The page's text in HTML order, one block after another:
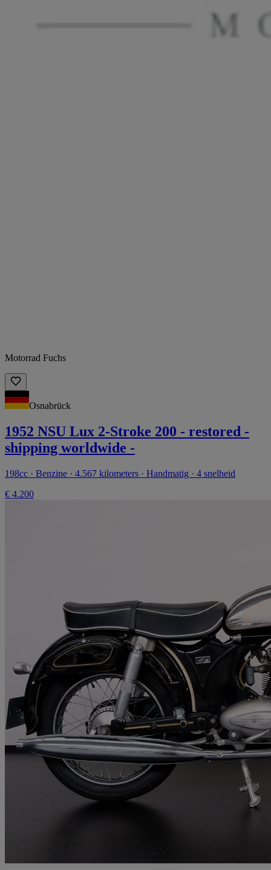
Motorrad Fuchs
Osnabrück
1952 NSU Lux 2-Stroke 200 - restored -
shipping worldwide -
198cc · Benzine · 4.567 kilometers · Handmatig · 4 snelheid
€ 4.200